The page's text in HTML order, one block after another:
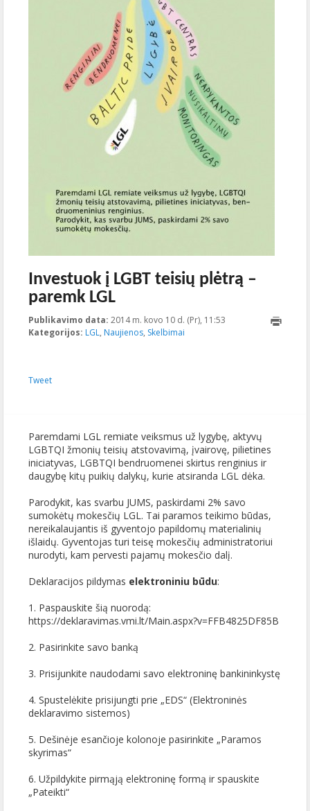
Investuok į LGBT teisių plėtrą –
paremk LGL
Publikavimo data: 2014 m. kovo 10 d. (Pr), 11:53
Kategorijos: LGL, Naujienos, Skelbimai
Tweet
Paremdami LGL remiate veiksmus už lygybę, aktyvų
LGBTQI žmonių teisių atstovavimą, įvairovę, pilietines
iniciatyvas, LGBTQI bendruomenei skirtus renginius ir
daugybę kitų puikių dalykų, kurie atsiranda LGL dėka.
Parodykit, kas svarbu JUMS, paskirdami 2% savo
sumokėtų mokesčių LGL. Tai paramos teikimo būdas,
nereikalaujantis iš gyventojo papildomų materialinių
išlaidų. Gyventojas turi teisę mokesčių administratoriui
nurodyti, kam pervesti pajamų mokesčio dalį.
Deklaracijos pildymas elektroniniu būdu:
1. Paspauskite šią nuorodą:
https://deklaravimas.vmi.lt/Main.aspx?v=FFB4825DF85B
2. Pasirinkite savo banką
3. Prisijunkite naudodami savo elektroninę bankininkystę
4. Spustelėkite prisijungti prie „EDS“ (Elektroninės
deklaravimo sistemos)
5. Dešinėje esančioje kolonoje pasirinkite „Paramos
skyrimas“
6. Užpildykite pirmąją elektroninę formą ir spauskite
„Pateikti“